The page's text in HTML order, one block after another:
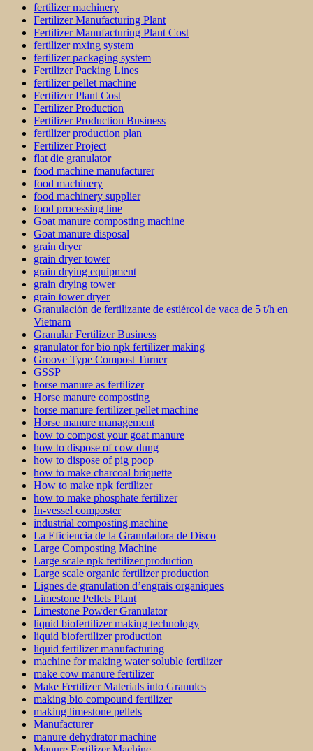
fertilizer machinery
Fertilizer Manufacturing Plant
Fertilizer Manufacturing Plant Cost
fertilizer mxing system
fertilizer packaging system
Fertilizer Packing Lines
fertilizer pellet machine
Fertilizer Plant Cost
Fertilizer Production
Fertilizer Production Business
fertilizer production plan
Fertilizer Project
flat die granulator
food machine manufacturer
food machinery
food machinery supplier
food processing line
Goat manure composting machine
Goat manure disposal
grain dryer
grain dryer tower
grain drying equipment
grain drying tower
grain tower dryer
Granulación de fertilizante de estiércol de vaca de 5 t/h en
Vietnam
Granular Fertilizer Business
granulator for bio npk fertilizer making
Groove Type Compost Turner
GSSP
horse manure as fertilizer
Horse manure composting
horse manure fertilizer pellet machine
Horse manure management
how to compost your goat manure
how to dispose of cow dung
how to dispose of pig poop
how to make charcoal briquette
How to make npk fertilizer
how to make phosphate fertilizer
In-vessel composter
industrial composting machine
La Eficiencia de la Granuladora de Disco
Large Composting Machine
Large scale npk fertilizer production
Large scale organic fertilizer production
Lignes de granulation d’engrais organiques
Limestone Pellets Plant
Limestone Powder Granulator
liquid biofertilizer making technology
liquid biofertilizer production
liquid fertilizer manufacturing
machine for making water soluble fertilizer
make cow manure fertilizer
Make Fertilizer Materials into Granules
making bio compound fertilizer
making limestone pellets
Manufacturer
manure dehydrator machine